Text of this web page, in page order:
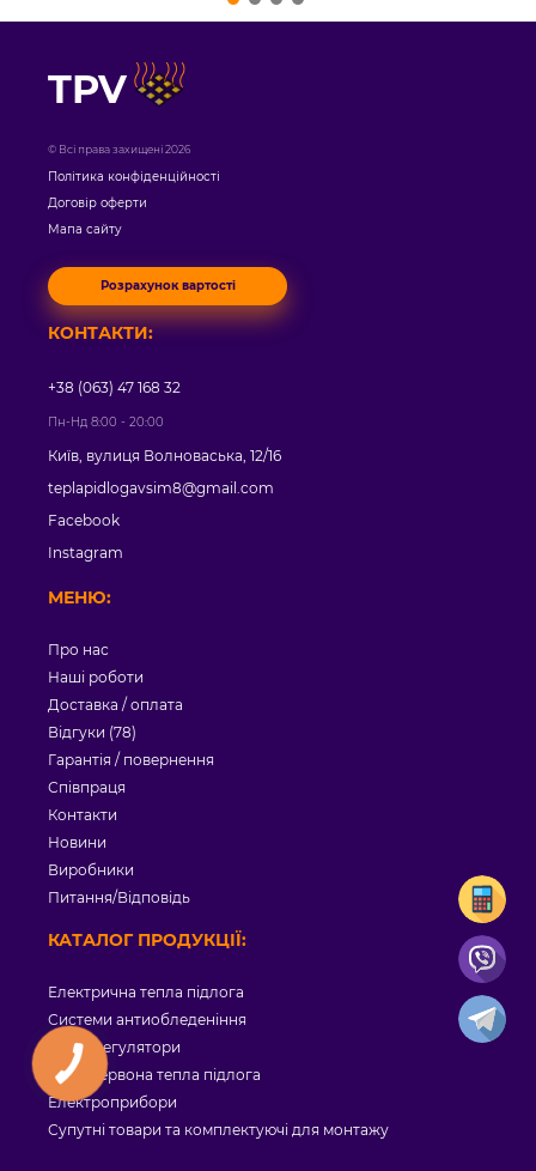
TPV
© Всі права захищені 2026
Політика конфіденційності
Договір оферти
Мапа сайту
Розрахунок вартості
МЕНЮ:
Про нас
Наші роботи
Доставка / оплата
Відгуки (78)
Гарантія / повернення
Співпраця
Контакти
Новини
Виробники
Питання/Відповідь
КАТАЛОГ ПРОДУКЦІЇ:
Електрична тепла підлога
Системи антиобледеніння
Терморегулятори
Інфрачервона тепла підлога
Електроприбори
Супутні товари та комплектуючі для монтажу
КОНТАКТИ:
+38 (063) 47 168 32
Пн-Нд 8:00 - 20:00
Київ, вулиця Волноваська, 12/16
teplapidlogavsim8@gmail.com
Facebook
Instagram